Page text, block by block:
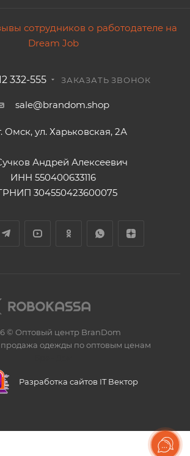
332-555 ЗАКАЗАТЬ ЗВОНОК
sale@brandom.shop
Омск, ул. Харьковская, 2А
Андрей Алексеевич
ИНН 550400633116
304550423600075
© Оптовый центр BranDom
одежды по оптовым ценам
Разработка сайтов IT Вектор